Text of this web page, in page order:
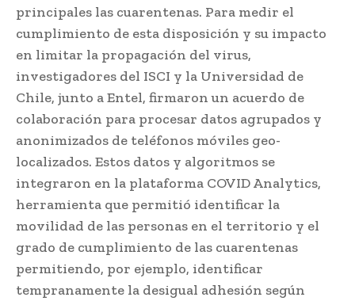
principales las cuarentenas. Para medir el
cumplimiento de esta disposición y su impacto
en limitar la propagación del virus,
investigadores del ISCI y la Universidad de
Chile, junto a Entel, firmaron un acuerdo de
colaboración para procesar datos agrupados y
anonimizados de teléfonos móviles geo-
localizados. Estos datos y algoritmos se
integraron en la plataforma COVID Analytics,
herramienta que permitió identificar la
movilidad de las personas en el territorio y el
grado de cumplimiento de las cuarentenas
permitiendo, por ejemplo, identificar
tempranamente la desigual adhesión según